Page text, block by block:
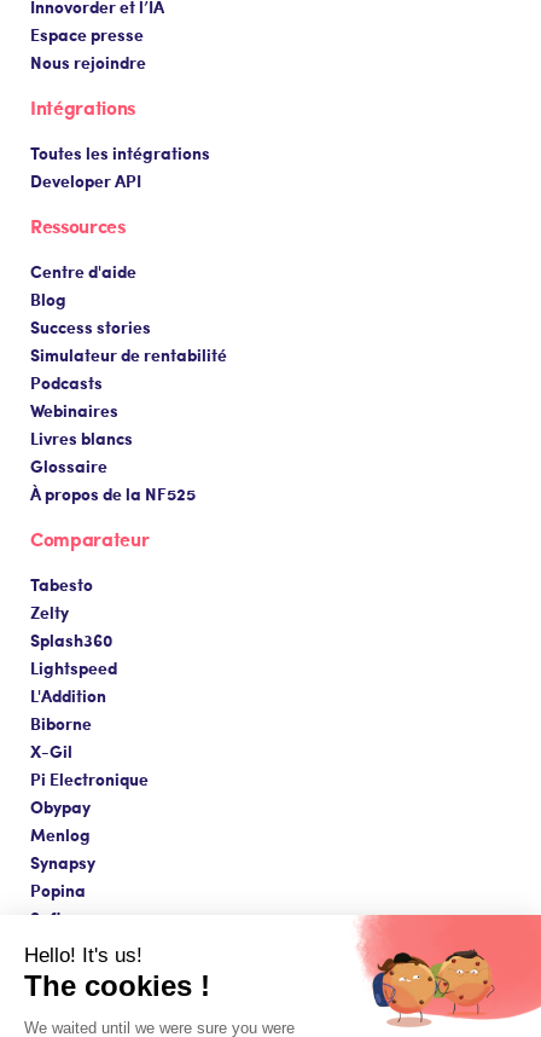
Innovorder et l’IA
Espace presse
Nous rejoindre
Intégrations
Toutes les intégrations
Developer API
Ressources
Centre d'aide
Blog
Success stories
Simulateur de rentabilité
Podcasts
Webinaires
Livres blancs
Glossaire
À propos de la NF525
Comparateur
Tabesto
Zelty
Splash360
Lightspeed
L'Addition
Biborne
X-Gil
Pi Electronique
Obypay
Menlog
Synapsy
Popina
Softavera
Hello! It's us!
The cookies !
We waited until we were sure you were